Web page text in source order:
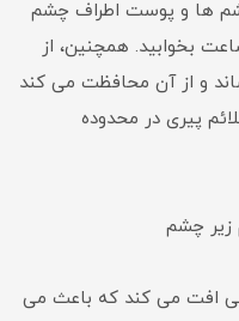
ها و پوست اطراف چشم
بخوابید. همچنین، از
و از آن محافظت می کند
پیری در محدوده
زیر چشم
افت می کند که باعث می